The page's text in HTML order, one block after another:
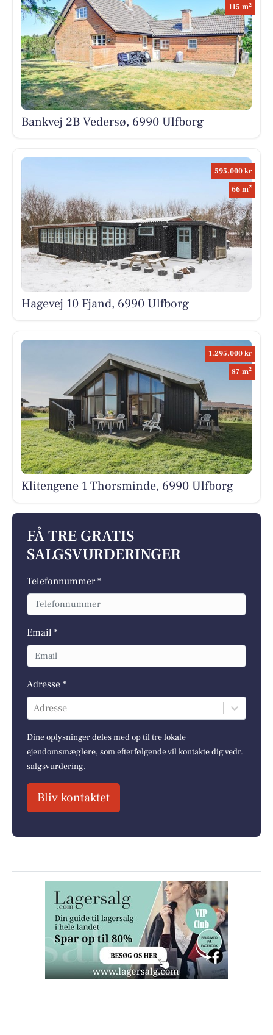
115 m2
Bankvej 2B Vedersø, 6990 Ulfborg
595.000 kr
66 m2
Hagevej 10 Fjand, 6990 Ulfborg
1.295.000 kr
87 m2
Klitengene 1 Thorsminde, 6990 Ulfborg
FÅ TRE GRATIS
SALGSVURDERINGER
Telefonnummer *
Email *
Adresse *
Adresse
Dine oplysninger deles med op til tre lokale
ejendomsmæglere, som efterfølgende vil kontakte dig vedr.
salgsvurdering.
Bliv kontaktet